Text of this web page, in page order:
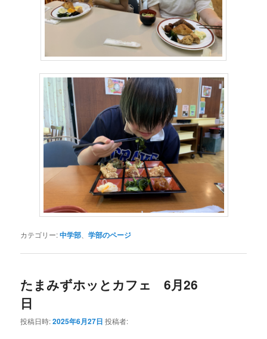
カテゴリー:中学部、学部のページ
たまみずホッとカフェ 6月26
日
投稿日時:2025年6月27日 投稿者: